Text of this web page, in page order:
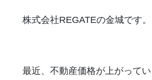
株式会社REGATEの金城です。
最近、不動産価格が上がってい